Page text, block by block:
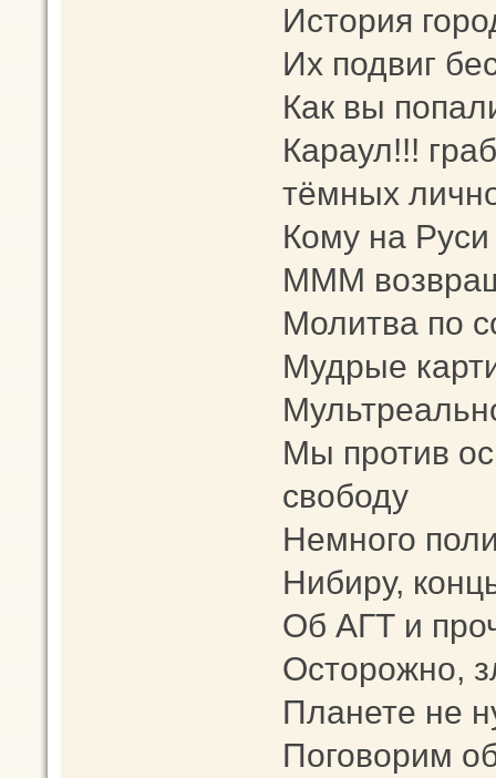
История
Их подвиг
Как вы
Караул!!!
тёмных
Кому на
МММ
Молитва по
Мудрые
Мы против
свободу
Немного
Нибиру,
Об АГТ и
Осторожно,
Планете не
Поговорим